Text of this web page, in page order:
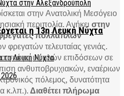
η 13η Λευκή Νύχτα
στην Ανατολική Μεσόγειο
περιπολία. Ανήκει στην
πολλαπλών
φρεγατών τελευταίας γενιάς.
σκάφη υψηλών επιδόσεων σε
ανθυποβρυχιακών, εναέριων
πόλεμος, δυνατότητα
κ.λπ.).Διαθέτει πλήρωμα